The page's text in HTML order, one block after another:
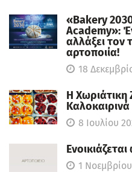
«Bakery
Academy»:
αλλάξει τον
αρτοποιία!
18
Η Χωριάτικη
8 Ιουλίου
1